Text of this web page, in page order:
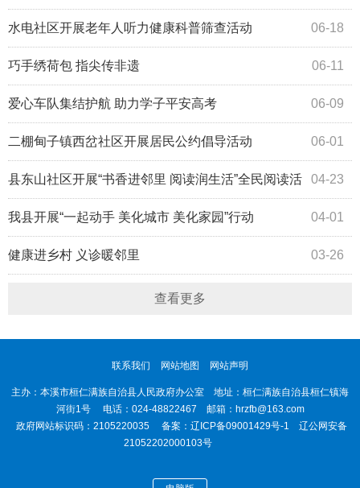
06-18
水电社区开展老年人听力健康科普筛查活动
06-11
巧手绣荷包 指尖传非遗
06-09
爱心车队集结护航 助力学子平安高考
06-01
二棚甸子镇西岔社区开展居民公约倡导活动
04-23
县东山社区开展“书香进邻里 阅读润生活”全民阅读活
动 04-01
我县开展“一起动手 美化城市 美化家园”行动
03-26
健康进乡村 义诊暖邻里
查看更多
联系我们 网站地图 网站声明
主办：本溪市桓仁满族自治县人民政府办公室 地址：桓仁满族自治县桓仁镇海
河街1号 电话：024-48822467 邮箱：hrzfb@163.com
政府网站标识码：2105220035 备案： 辽ICP备09001429号-1
辽公网安备
21052202000103号